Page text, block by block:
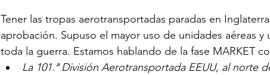
Tener las tropas aerotransportadas paradas en
aprobación. Supuso el mayor uso de unidades aéreas
toda la guerra. Estamos hablando de la fase MARKET
La 101.ª División Aerotransportada EEUU, al norte